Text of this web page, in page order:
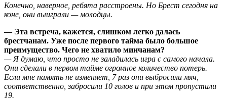
Конечно, наверное, ребята расстроены. Но Брест сегодня на
коне, они выиграли — молодцы.
— Эта встреча, кажется, слишком легко далась
брестчанам. Уже после первого тайма было большое
преимущество. Чего не хватило минчанам?
— Я думаю, что просто не заладилась игра с самого начала.
Они сделали в первом тайме огромное количество потерь.
Если мне память не изменяет, 7 раз они выбросили мяч,
соответственно, забросили 10 голов и при этом пропустили
19.